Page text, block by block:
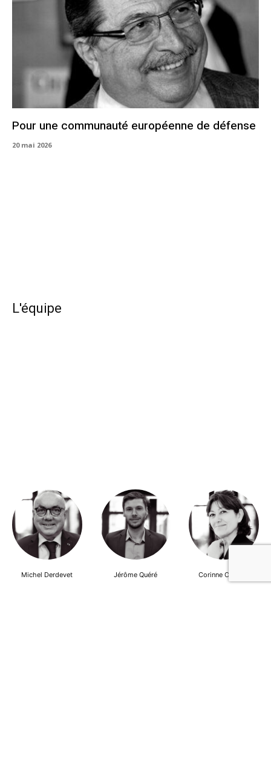
Pour une communauté européenne de défense
20 mai 2026
L'équipe
Michel Derdevet Jérôme Quéré Corinne Cherqui